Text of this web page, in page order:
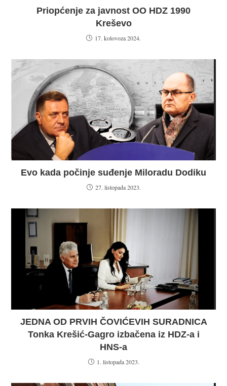
Priopćenje za javnost OO HDZ 1990
Kreševo
17. kolovoza 2024.
Evo kada počinje suđenje Miloradu Dodiku
27. listopada 2023.
JEDNA OD PRVIH ČOVIĆEVIH SURADNICA
Tonka Krešić-Gagro izbačena iz HDZ-a i
HNS-a
1. listopada 2023.